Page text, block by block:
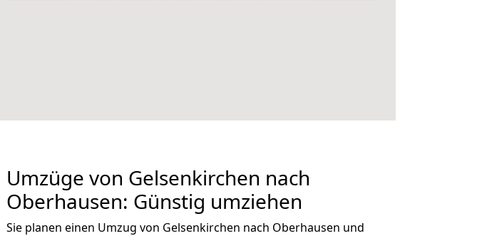
Umzüge von Gelsenkirchen nach
Oberhausen: Günstig umziehen
Sie planen einen Umzug von Gelsenkirchen nach Oberhausen und